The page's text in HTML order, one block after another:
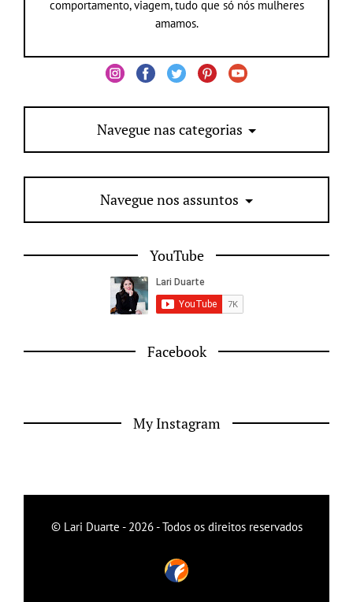
comportamento, viagem, tudo que só nós mulheres
amamos.
Navegue nas categorias
Navegue nos assuntos
YouTube
Facebook
My Instagram
© Lari Duarte - 2026 - Todos os direitos reservados